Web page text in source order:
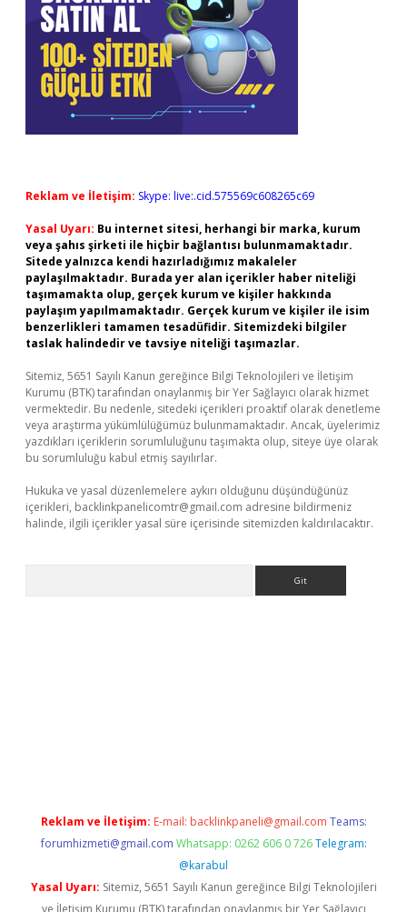
Reklam ve İletişim: Skype: live:.cid.575569c608265c69
Yasal Uyarı: Bu internet sitesi, herhangi bir marka, kurum
veya şahıs şirketi ile hiçbir bağlantısı bulunmamaktadır.
Sitede yalnızca kendi hazırladığımız makaleler
paylaşılmaktadır. Burada yer alan içerikler haber niteliği
taşımamakta olup, gerçek kurum ve kişiler hakkında
paylaşım yapılmamaktadır. Gerçek kurum ve kişiler ile isim
benzerlikleri tamamen tesadüfidir. Sitemizdeki bilgiler
taslak halindedir ve tavsiye niteliği taşımazlar.
Sitemiz, 5651 Sayılı Kanun gereğince Bilgi Teknolojileri ve İletişim
Kurumu (BTK) tarafından onaylanmış bir Yer Sağlayıcı olarak hizmet
vermektedir. Bu nedenle, sitedeki içerikleri proaktif olarak denetleme
veya araştırma yükümlülüğümüz bulunmamaktadır. Ancak, üyelerimiz
yazdıkları içeriklerin sorumluluğunu taşımakta olup, siteye üye olarak
bu sorumluluğu kabul etmiş sayılırlar.
Hukuka ve yasal düzenlemelere aykırı olduğunu düşündüğünüz
içerikleri, backlinkpanelicomtr@gmail.com adresine bildirmeniz
halinde, ilgili içerikler yasal süre içerisinde sitemizden kaldırılacaktır.
Reklam ve İletişim: E-mail: backlinkpaneli@gmail.com Teams:
forumhizmeti@gmail.com Whatsapp: 0262 606 0 726 Telegram:
@karabul
Yasal Uyarı: Sitemiz, 5651 Sayılı Kanun gereğince Bilgi Teknolojileri
ve İletişim Kurumu (BTK) tarafından onaylanmış bir Yer Sağlayıcı